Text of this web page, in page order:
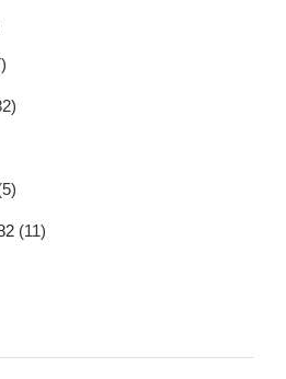
(11)